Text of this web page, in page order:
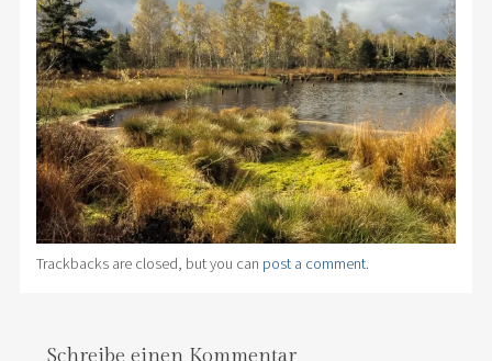
Trackbacks are closed, but you can post a comment.
Schreibe einen Kommentar